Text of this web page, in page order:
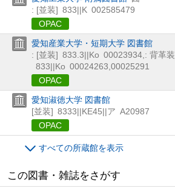
: [並装] 833||K 002585479
OPAC
愛知産業大学・短期大学 図書館
: [並装] 833.3||Ko 00023934 : 背革装
833||Ko 00024263,00025291
OPAC
愛知淑徳大学 図書館
[並装] 8333||KE45||ア A20987
OPAC
すべての所蔵館を表示
この図書・雑誌をさがす